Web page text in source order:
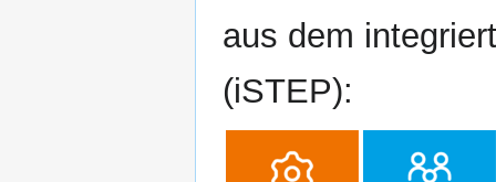
aus dem
(iSTEP):